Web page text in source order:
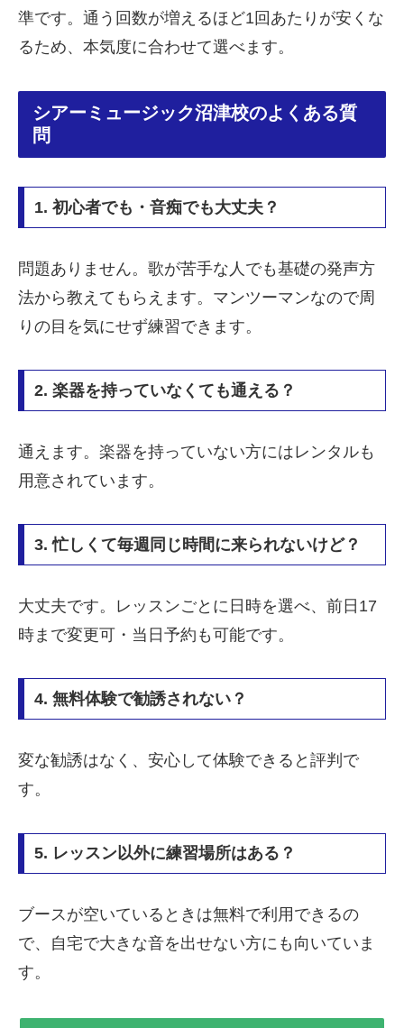
準です。通う回数が増えるほど1回あたりが安くな
るため、本気度に合わせて選べます。
シアーミュージック沼津校のよくある質
問
1. 初心者でも・音痴でも大丈夫？
問題ありません。歌が苦手な人でも基礎の発声方
法から教えてもらえます。マンツーマンなので周
りの目を気にせず練習できます。
2. 楽器を持っていなくても通える？
通えます。楽器を持っていない方にはレンタルも
用意されています。
3. 忙しくて毎週同じ時間に来られないけど？
大丈夫です。レッスンごとに日時を選べ、前日17
時まで変更可・当日予約も可能です。
4. 無料体験で勧誘されない？
変な勧誘はなく、安心して体験できると評判で
す。
5. レッスン以外に練習場所はある？
ブースが空いているときは無料で利用できるの
で、自宅で大きな音を出せない方にも向いていま
す。